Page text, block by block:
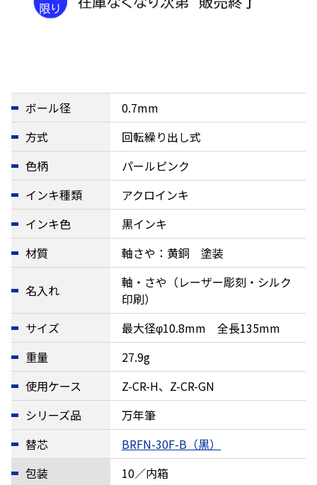
ボール径
0.7mm
方式
回転繰り出し式
色柄
パールピンク
インキ種類
アクロインキ
インキ色
黒インキ
材質
軸さや：黄銅 塗装
名入れ
軸・さや（レーザー彫刻・シルク
印刷）
サイズ
最大径φ10.8mm 全長135mm
重量
27.9g
使用ケース
Z-CR-H、Z-CR-GN
シリーズ品
万年筆
替芯
BRFN-30F-B（黒）
包装
10／内箱